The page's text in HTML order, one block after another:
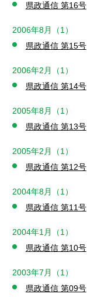
県政通信 第16号
2006年8月（1）
県政通信 第15号
2006年2月（1）
県政通信 第14号
2005年8月（1）
県政通信 第13号
2005年2月（1）
県政通信 第12号
2004年8月（1）
県政通信 第11号
2004年1月（1）
県政通信 第10号
2003年7月（1）
県政通信 第09号